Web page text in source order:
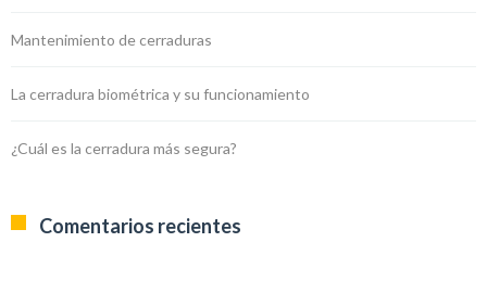
Mantenimiento de cerraduras
La cerradura biométrica y su funcionamiento
¿Cuál es la cerradura más segura?
Comentarios recientes